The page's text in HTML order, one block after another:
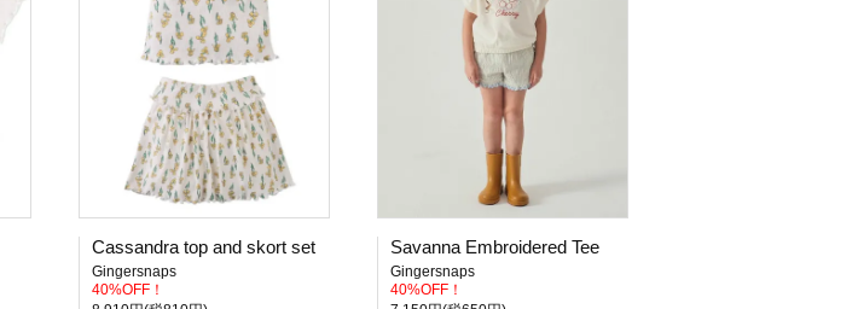
Cassandra top and skort set
Gingersnaps
40%OFF！
Savanna Embroidered Tee
Gingersnaps
40%OFF！